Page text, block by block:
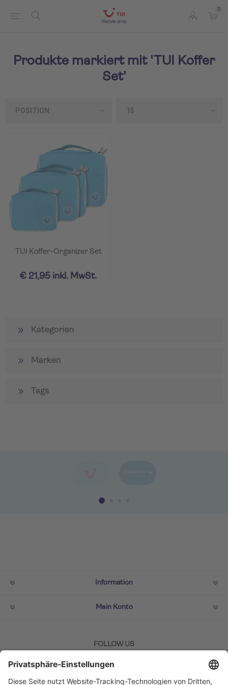
0
Produkte markiert mit 'TUI Koffer
Set'
TUI Koffer-Organizer Set
€ 21,95 inkl. MwSt.
Kategorien
Marken
Tags
Information
Mein Konto
FOLLOW US